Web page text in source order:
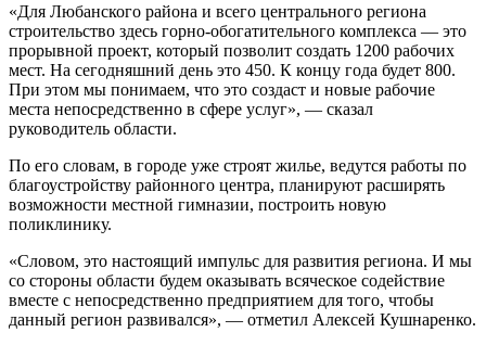
«Для Любанского района и всего центрального региона
строительство здесь горно-обогатительного комплекса — это
прорывной проект, который позволит создать 1200 рабочих
мест. На сегодняшний день это 450. К концу года будет 800.
При этом мы понимаем, что это создаст и новые рабочие
места непосредственно в сфере услуг», — сказал
руководитель области.
По его словам, в городе уже строят жилье, ведутся работы по
благоустройству районного центра, планируют расширять
возможности местной гимназии, построить новую
поликлинику.
«Словом, это настоящий импульс для развития региона. И мы
со стороны области будем оказывать всяческое содействие
вместе с непосредственно предприятием для того, чтобы
данный регион развивался», — отметил Алексей Кушнаренко.